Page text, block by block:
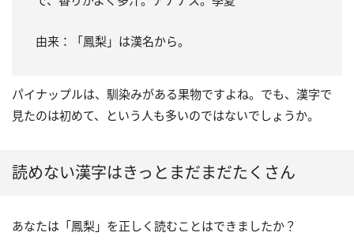
由来：「鳳梨」は漢名から。
パイナップルは、馴染みがある果物ですよね。でも、漢字で
見たのは初めて、という人も多いのではないでしょうか。
読めない漢字はきっとまだまだたくさん
あなたは「鳳梨」を正しく読むことはできましたか？